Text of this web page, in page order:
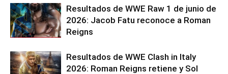
Resultados de WWE Raw 1 de junio de
2026: Jacob Fatu reconoce a Roman
Reigns
Resultados de WWE Clash in Italy
2026: Roman Reigns retiene y Sol